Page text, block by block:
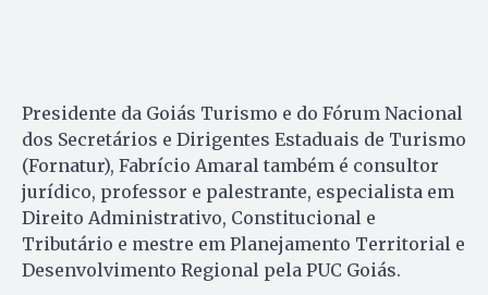
Presidente da Goiás Turismo e do Fórum Nacional
dos Secretários e Dirigentes Estaduais de Turismo
(Fornatur), Fabrício Amaral também é consultor
jurídico, professor e palestrante, especialista em
Direito Administrativo, Constitucional e
Tributário e mestre em Planejamento Territorial e
Desenvolvimento Regional pela PUC Goiás.